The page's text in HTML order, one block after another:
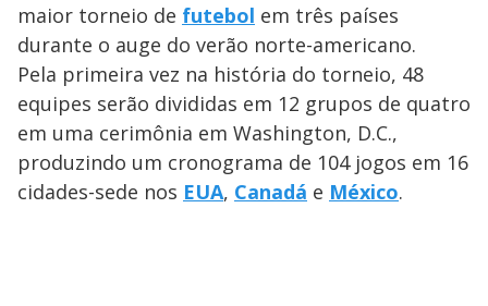
maior torneio de futebol em três países
durante o auge do verão norte-americano.
Pela primeira vez na história do torneio, 48
equipes serão divididas em 12 grupos de quatro
em uma cerimônia em Washington, D.C.,
produzindo um cronograma de 104 jogos em 16
cidades-sede nos EUA, Canadá e México.